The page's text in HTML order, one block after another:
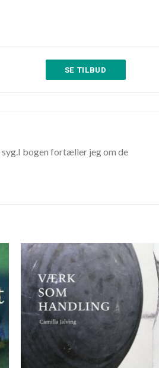
SE TILBUD
syg.I bogen fortæller jeg om de